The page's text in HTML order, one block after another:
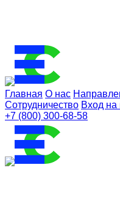
Главная О нас
Сотрудничество Вход на
+7 (800) 300-68-58